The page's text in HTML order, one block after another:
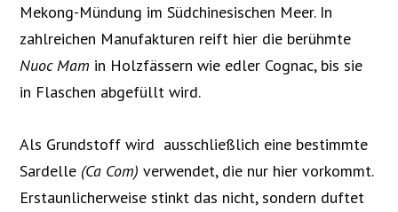
Mekong-Mündung im Südchinesischen Meer. In
zahlreichen Manufakturen reift hier die berühmte
Nuoc Mam in Holzfässern wie edler Cognac, bis sie
in Flaschen abgefüllt wird.
Als Grundstoff wird ausschließlich eine bestimmte
Sardelle (Ca Com) verwendet, die nur hier vorkommt.
Erstaunlicherweise stinkt das nicht, sondern duftet